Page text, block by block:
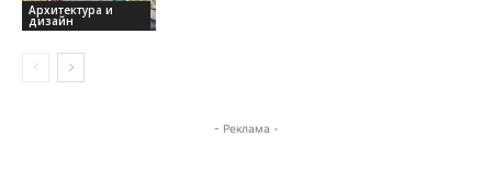
Архитектура и
дизайн
- Реклама -